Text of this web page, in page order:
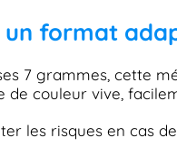
un format
7 grammes, cette
couleur vive,
les risques en cas